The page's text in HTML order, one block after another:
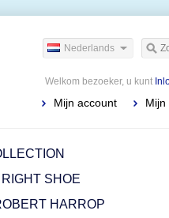
Nederlands
Welkom bezoeker, u kunt
Mijn account Mijn
SHOE
HARROP